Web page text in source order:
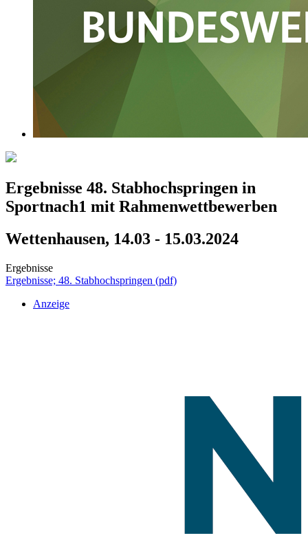
Ergebnisse 48. Stabhochspringen in
Sportnach1 mit Rahmenwettbewerben
Wettenhausen, 14.03 - 15.03.2024
Ergebnisse
Ergebnisse; 48. Stabhochspringen (pdf)
Anzeige